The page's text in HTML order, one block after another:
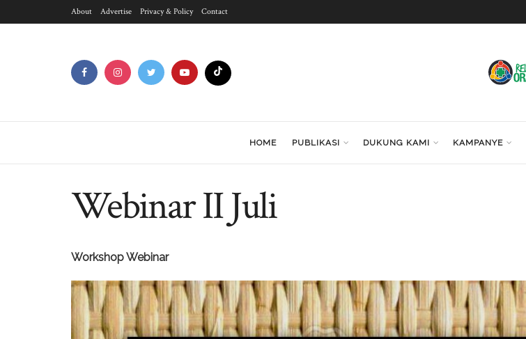
About Advertise Privacy & Policy Contact
HOME PUBLIKASI DUKUNG KAMI KAMPANYE
Webinar II Juli
Workshop Webinar